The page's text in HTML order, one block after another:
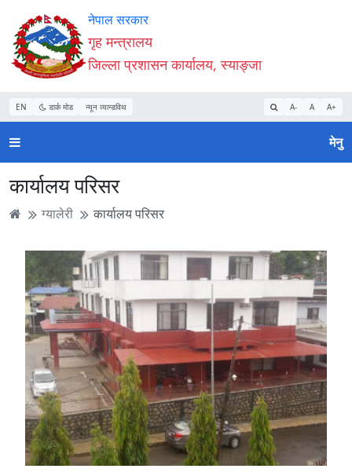
Accessibility
Mode
सुरु
गर्नुहोस्
सामाग्री
पढ्नुहाेस्
नेभिगेसन
पढ्नुहाेस्
वेबसाइट
खोजमा
जानुहोस्
नेपाल सरकार
गृह मन्त्रालय
जिल्ला प्रशासन कार्यालय, स्याङ्जा
EN डार्क मोड न्यून व्यान्डविथ A- A A+
मेनु
कार्यालय परिसर
ग्यालेरी कार्यालय परिसर